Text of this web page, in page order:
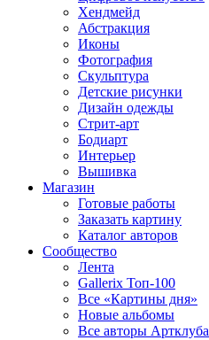
Хендмейд
Абстракция
Иконы
Фотография
Скульптура
Детские рисунки
Дизайн одежды
Стрит-арт
Бодиарт
Интерьер
Вышивка
Магазин
Готовые работы
Заказать картину
Каталог авторов
Сообщество
Лента
Gallerix Топ-100
Все «Картины дня»
Новые альбомы
Все авторы Артклуба